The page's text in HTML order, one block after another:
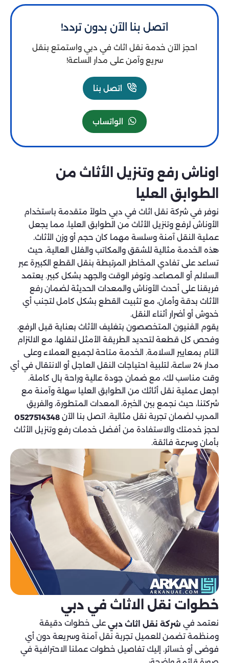
اتصل بنا الآن بدون تردد!
احجز الآن خدمة نقل اثاث في دبي واستمتع بنقل
سريع وآمن على مدار الساعة!
اتصل بنا
الواتساب
اوناش رفع وتنزيل الأثاث من
الطوابق العليا
نوفر في شركة نقل اثاث في دبي حلولاً متقدمة باستخدام
الأوناش لرفع وتنزيل الأثاث من الطوابق العليا، مما يجعل
عملية النقل آمنة وسلسة مهما كان حجم أو وزن الأثاث.
هذه الخدمة مثالية للشقق والمكاتب والفلل العالية، حيث
تساعد على تفادي المخاطر المرتبطة بنقل القطع الكبيرة عبر
السلالم أو المصاعد، وتوفر الوقت والجهد بشكل كبير. يعتمد
فريقنا على أحدث الأوناش والمعدات الحديثة لضمان رفع
الأثاث بدقة وأمان، مع تثبيت القطع بشكل كامل لتجنب أي
خدوش أو أضرار أثناء النقل.
يقوم الفنيون المتخصصون بتغليف الأثاث بعناية قبل الرفع،
وفحص كل قطعة لتحديد الطريقة الأمثل لنقلها، مع الالتزام
التام بمعايير السلامة. الخدمة متاحة لجميع العملاء وعلى
مدار 24 ساعة، لتلبية احتياجات النقل العاجل أو الانتقال في أي
وقت مناسب لك، مع ضمان جودة عالية وراحة بال كاملة.
اجعل عملية نقل أثاثك من الطوابق العليا سهلة وآمنة مع
شركتنا، حيث نجمع بين الخبرة، المعدات المتطورة، والفريق
المدرب لضمان تجربة نقل مثالية. اتصل بنا الآن 0527514348
لحجز خدمتك والاستفادة من أفضل خدمات رفع وتنزيل الأثاث
بأمان وسرعة فائقة.
خطوات نقل الاثاث في دبي
نعتمد في شركة نقل اثاث دبي على خطوات دقيقة
ومنظمة تضمن للعميل تجربة نقل آمنة وسريعة دون أي
فوضى أو خسائر. إليك تفاصيل خطوات عملنا الاحترافية في